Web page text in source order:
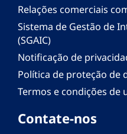
Relações comerciais
Sistema de Gestão de
(SGAIC)
Notificação de
Política de proteção de
Termos e condições de
Contate-nos